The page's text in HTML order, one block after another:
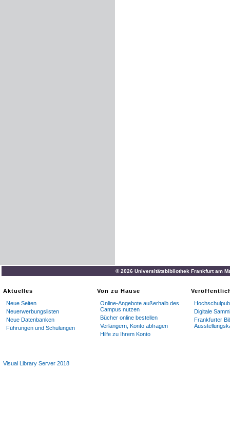
© 2026 Universitätsbibliothek Frankfurt am
Aktuelles
Neue Seiten
Neuerwerbungslisten
Neue Datenbanken
Führungen und Schulungen
Von zu Hause
Online-Angebote außerhalb des
Campus nutzen
Bücher online bestellen
Verlängern, Konto abfragen
Hilfe zu Ihrem Konto
Digitale
Frankfurter
Visual Library Server 2018